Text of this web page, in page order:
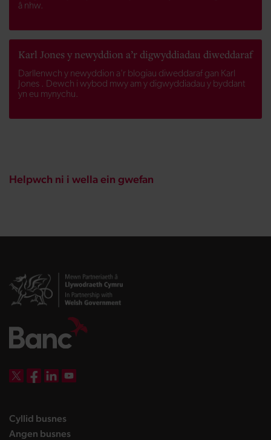
â nhw.
Karl Jones y newyddion a’r digwyddiadau diweddaraf
Darllenwch y newyddion a'r blogiau diweddaraf gan Karl
Jones . Dewch i wybod mwy am y digwyddiadau y byddant
yn eu mynychu.
Helpwch ni i wella ein gwefan
Cyllid busneslanding page
Angen busneslanding page